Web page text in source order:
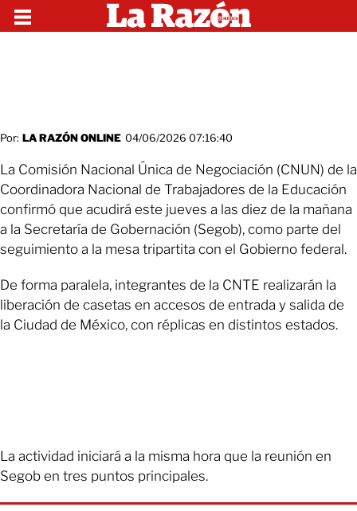
Por: LA RAZÓN ONLINE 04/06/2026 07:16:40
La Comisión Nacional Única de Negociación (CNUN) de la
Coordinadora Nacional de Trabajadores de la Educación
confirmó que acudirá este jueves a las diez de la mañana
a la Secretaría de Gobernación (Segob), como parte del
seguimiento a la mesa tripartita con el Gobierno federal.
De forma paralela, integrantes de la CNTE realizarán la
liberación de casetas en accesos de entrada y salida de
la Ciudad de México, con réplicas en distintos estados.
La actividad iniciará a la misma hora que la reunión en
Segob en tres puntos principales.